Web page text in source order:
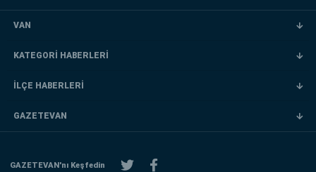
VAN
KATEGORİ HABERLERİ
İLÇE HABERLERİ
GAZETEVAN
GAZETEVAN'nı Keşfedin